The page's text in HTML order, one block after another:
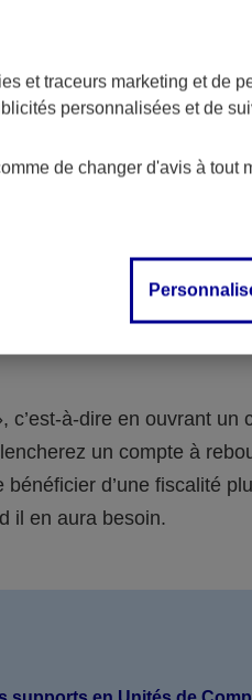
vie pour
jeunes, qu’ils n’ont
placer l’argent de la
c’est-à-dire en ouvrant un
un compte à
bénéficier d’une fiscalité
il en aura besoin.
et traceurs marketing et de
personnalisées et de
de changer d'avis à tout